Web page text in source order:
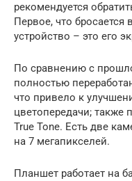
рекомендуется
Первое, что бросается
устройство – это его
По сравнению с
полностью
что привело к
цветопередачи; также
True Tone. Есть две
на 7 мегапикселей.
Планшет работает на